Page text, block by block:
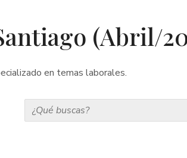
(Abril/
en temas laborales.